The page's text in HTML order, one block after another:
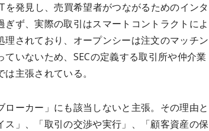
発見し、売買希望者がつながるためのインタ
ぎず、実際の取引はスマートコントラクトによ
理されており、オープンシーは注文のマッチン
いないため、SECの定義する取引所や仲介業
主張されている。
ローカー」にも該当しないと主張。その理由と
ス」、「取引の交渉や実行」、「顧客資産の保